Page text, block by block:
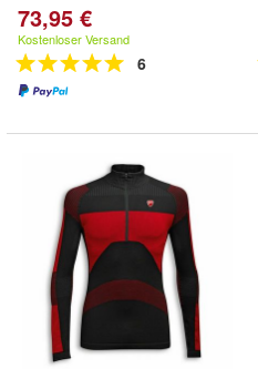
73,95 €
Kostenloser Versand
6